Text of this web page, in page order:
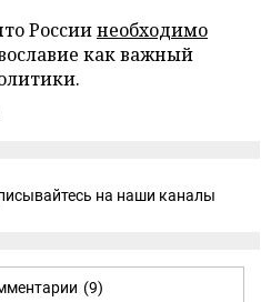
Россиинеобходимо
как важный
на наши каналы
(9)